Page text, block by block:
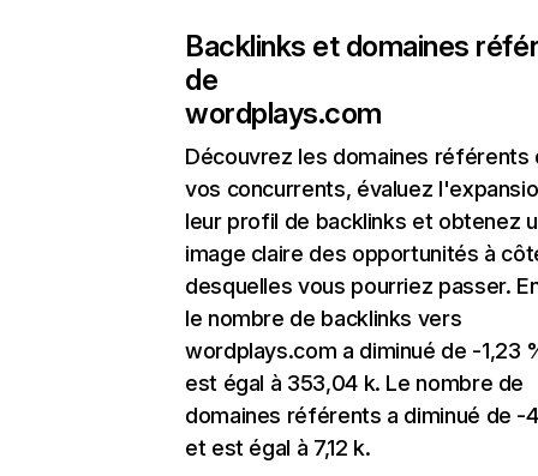
Backlinks et domaines
de
wordplays.com
Découvrez les domaines référents
vos concurrents, évaluez
leur profil de backlinks et obtenez
image claire des opportunités à
desquelles vous pourriez passer.
le nombre de backlinks vers
wordplays.com a diminué de -1,23
est égal à 353,04 k. Le nombre de
domaines référents a diminué de -
et est égal à 7,12 k.